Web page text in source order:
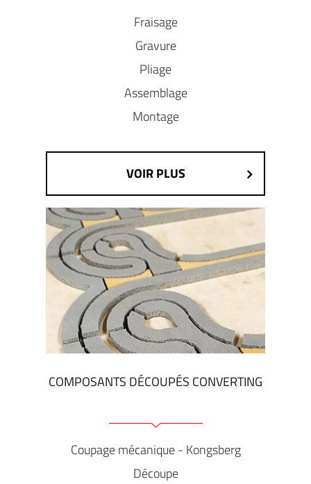
Fraisage
Gravure
Pliage
Assemblage
Montage
VOIR PLUS
COMPOSANTS DÉCOUPÉS CONVERTING
Coupage mécanique - Kongsberg
Découpe